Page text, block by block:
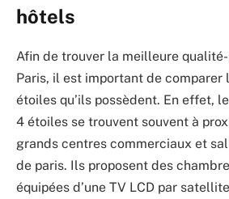
hôtels
Afin de trouver la meilleure
Paris, il est important de comparer
étoiles qu’ils possèdent. En effet,
4 étoiles se trouvent souvent à
grands centres commerciaux et
de paris. Ils proposent des
équipées d’une TV LCD par